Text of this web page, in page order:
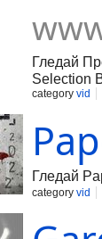
Гледай
Selection
качено от
category vid
Гледай
category vid